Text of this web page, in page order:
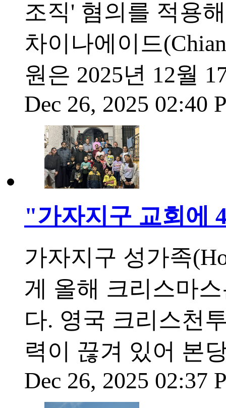
조직' 혐의를 적용
차이나에이드
원은 2025년 12월
Dec 26, 2025 02:40
"가자지구 교회에
가자지구 성가족
게 올해 크리스마
다. 영국 크리스천
력이 끊겨 있어 본
Dec 26, 2025 02:37